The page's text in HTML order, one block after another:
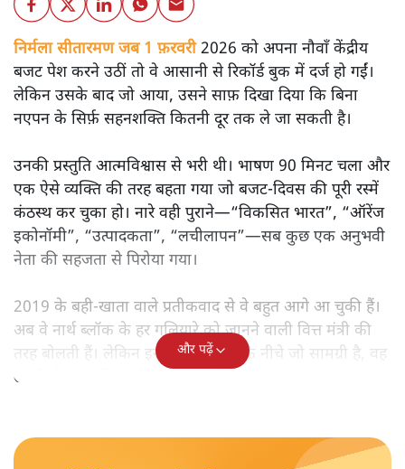
निर्मला सीतारमण जब 1 फ़रवरी2026 को अपना नौवाँ केंद्रीय
बजट पेश करने उठीं तो वे आसानी से रिकॉर्ड बुक में दर्ज हो गईं।
लेकिन उसके बाद जो आया, उसने साफ़ दिखा दिया कि बिना
नएपन के सिर्फ़ सहनशक्ति कितनी दूर तक ले जा सकती है।
उनकी प्रस्तुति आत्मविश्वास से भरी थी। भाषण 90 मिनट चला और
एक ऐसे व्यक्ति की तरह बहता गया जो बजट‑दिवस की पूरी रस्में
कंठस्थ कर चुका हो। नारे वही पुराने—“विकसित भारत”, “ऑरेंज
इकोनॉमी”, “उत्पादकता”, “लचीलापन”—सब कुछ एक अनुभवी
नेता की सहजता से पिरोया गया।
2019 के बही‑खाता वाले प्रतीकवाद से वे बहुत आगे आ चुकी हैं।
अब वे नार्थ ब्लॉक के हर गलियारे को जानने वाली वित्त मंत्री की
तरह बोलती हैं। लेकिन इस आत्मविश्वास के नीचे जो सामग्री है, वह
उतनी ही अनुमानित और दोहराव भरी।
और पढ़ें